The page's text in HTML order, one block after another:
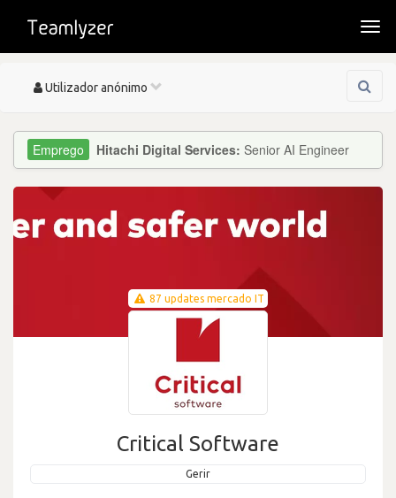
Toggle
Utilizador anónimo
Hitachi Digital Services: Senior AI Engineer
87 updates mercado IT
Critical Software
Gerir